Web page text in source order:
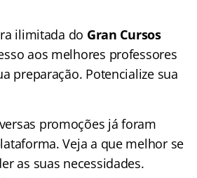
ilimitada do Gran Cursos
aos melhores professores
preparação. Potencialize sua
promoções já foram
Veja a que melhor se
as suas necessidades.